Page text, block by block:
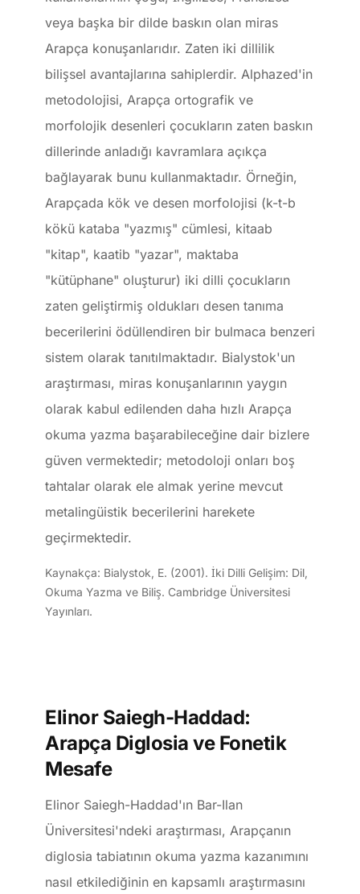
veya başka bir dilde baskın olan miras
Arapça konuşanlarıdır. Zaten iki dillilik
bilişsel avantajlarına sahiplerdir. Alphazed'in
metodolojisi, Arapça ortografik ve
morfolojik desenleri çocukların zaten baskın
dillerinde anladığı kavramlara açıkça
bağlayarak bunu kullanmaktadır. Örneğin,
Arapçada kök ve desen morfolojisi (k-t-b
kökü kataba "yazmış" cümlesi, kitaab
"kitap", kaatib "yazar", maktaba
"kütüphane" oluşturur) iki dilli çocukların
zaten geliştirmiş oldukları desen tanıma
becerilerini ödüllendiren bir bulmaca benzeri
sistem olarak tanıtılmaktadır. Bialystok'un
araştırması, miras konuşanlarının yaygın
olarak kabul edilenden daha hızlı Arapça
okuma yazma başarabileceğine dair bizlere
güven vermektedir; metodoloji onları boş
tahtalar olarak ele almak yerine mevcut
metalingüistik becerilerini harekete
geçirmektedir.
Kaynakça: Bialystok, E. (2001). İki Dilli Gelişim: Dil,
Okuma Yazma ve Biliş. Cambridge Üniversitesi
Yayınları.
Elinor Saiegh-Haddad:
Arapça Diglosia ve Fonetik
Mesafe
Elinor Saiegh-Haddad'ın Bar-Ilan
Üniversitesi'ndeki araştırması, Arapçanın
diglosia tabiatının okuma yazma kazanımını
nasıl etkilediğinin en kapsamlı araştırmasını